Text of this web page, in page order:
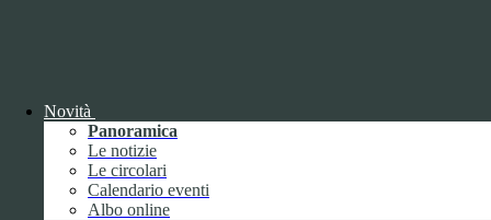
Novità
Panoramica
Le notizie
Le circolari
Calendario eventi
Albo online
Sistema di misurazione e valutazione della
performance